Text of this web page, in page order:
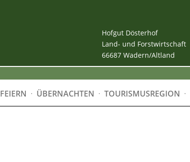
Hofgut Dösterhof
Land- und Forstwirtschaft
66687 Wadern/Altland
FEIERN ÜBERNACHTEN TOURISMUSREGION